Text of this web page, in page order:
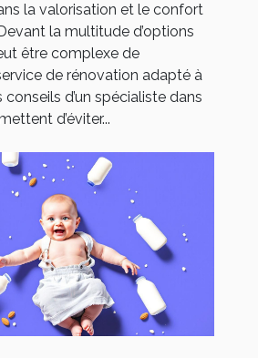
la valorisation et le confort
la multitude d’options
être complexe de
de rénovation adapté à
conseils d’un spécialiste dans
d’éviter...